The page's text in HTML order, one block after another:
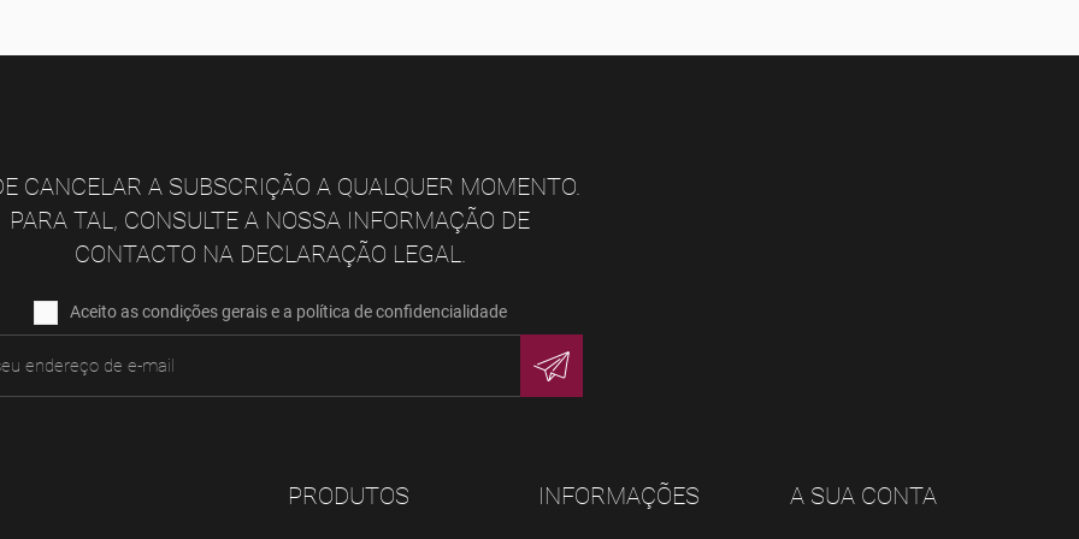
CANCELAR A SUBSCRIÇÃO A QUALQUER MOMENTO.
PARA TAL, CONSULTE A NOSSA INFORMAÇÃO DE
CONTACTO NA DECLARAÇÃO LEGAL.
Aceito as condições gerais e a política de confidencialidade
PRODUTOS INFORMAÇÕES A SUA CONTA